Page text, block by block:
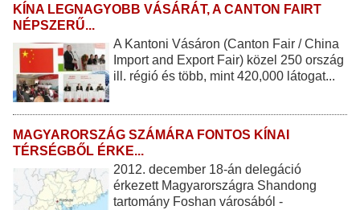
KÍNA LEGNAGYOBB VÁSÁRÁT, A CANTON FAIRT
NÉPSZERŰ...
A Kantoni Vásáron (Canton Fair / China
Import and Export Fair) közel 250 ország
ill. régió és több, mint 420,000 látogat...
MAGYARORSZÁG SZÁMÁRA FONTOS KÍNAI
TÉRSÉGBŐL ÉRKE...
2012. december 18-án delegáció
érkezett Magyarországra Shandong
tartomány Foshan városából -